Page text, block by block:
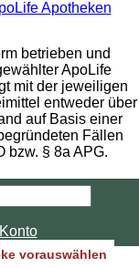
Apotheken
betrieben und
ApoLife
mit der jeweiligen
entweder über
auf Basis einer
Fällen
bzw. § 8a APG.
vorauswählen